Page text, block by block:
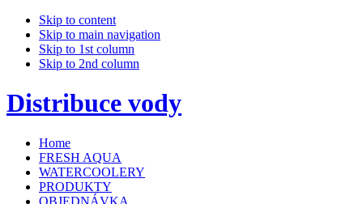
Skip to content
Skip to main navigation
Skip to 1st column
Skip to 2nd column
Distribuce vody
Home
FRESH AQUA
WATERCOOLERY
PRODUKTY
OBJEDNÁVKA